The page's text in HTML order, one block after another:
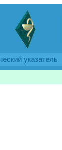
указатель